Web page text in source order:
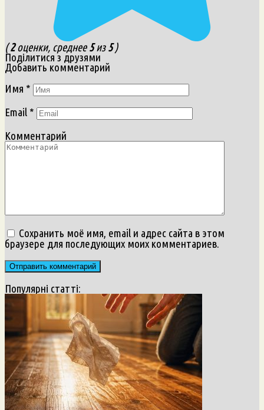
(2оценки, среднее5из5)
Поділитися з друзями
Добавить комментарий
Имя *
Email *
Комментарий
Сохранить моё имя, email и адрес сайта в этом
браузере для последующих моих комментариев.
Популярні статті: